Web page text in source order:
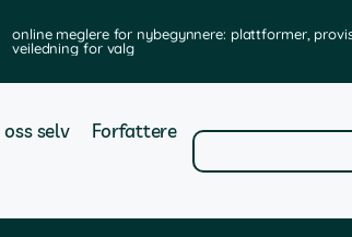
online meglere for nybegynnere: plattformer,
veiledning for valg
oss selv
Forfattere